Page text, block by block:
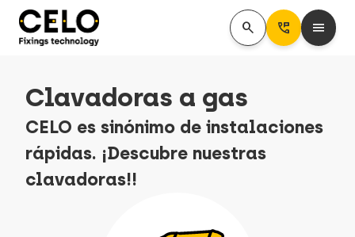
search Perm_Phone_Msg menu
Clavadoras a gas
CELO es sinónimo de instalaciones
rápidas. ¡Descubre nuestras
clavadoras!!